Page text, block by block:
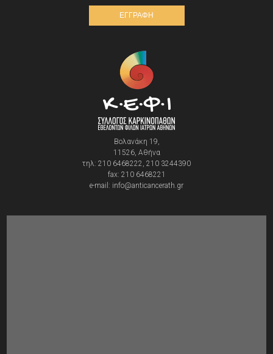
ΕΓΓΡΑΦΗ
Βολανάκη 19,
11526, Αθήνα
τηλ: 210 6468222, 210 3244390
fax: 210 6468221
e-mail: info@anticancerath.gr